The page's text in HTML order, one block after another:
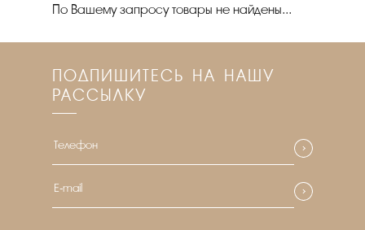
Очистить фильтры
По Вашему запросу товары не найдены...
ПОДПИШИТЕСЬ НА НАШУ
РАССЫЛКУ